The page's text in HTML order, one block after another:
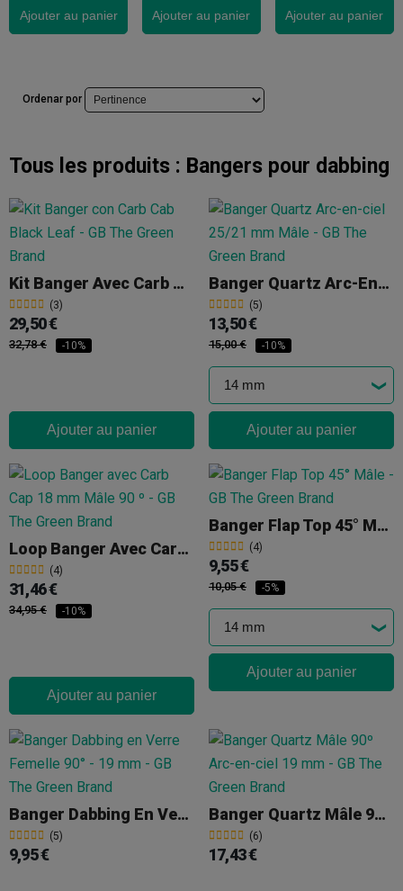
Ajouter au panier Ajouter au panier Ajouter au panier
Ordenar por
Tous les produits : Bangers pour dabbing
Kit Banger Avec Carb Cab Black Leaf
(3)
29,50 €
32,78 € -10%
Ajouter au panier
Banger Quartz Arc-En-Ciel 25/21 Mm Mâle
(5)
13,50 €
15,00 € -10%
Ajouter au panier
Loop Banger Avec Carb Cap 18 Mm Mâle 90 º
(4)
31,46 €
34,95 € -10%
Ajouter au panier
Banger Flap Top 45° Mâle
(4)
9,55 €
10,05 € -5%
Ajouter au panier
Banger Dabbing En Verre Femelle 90° - 19 Mm
(5)
9,95 €
Banger Quartz Mâle 90º Arc-En-Ciel
(6)
17,43 €